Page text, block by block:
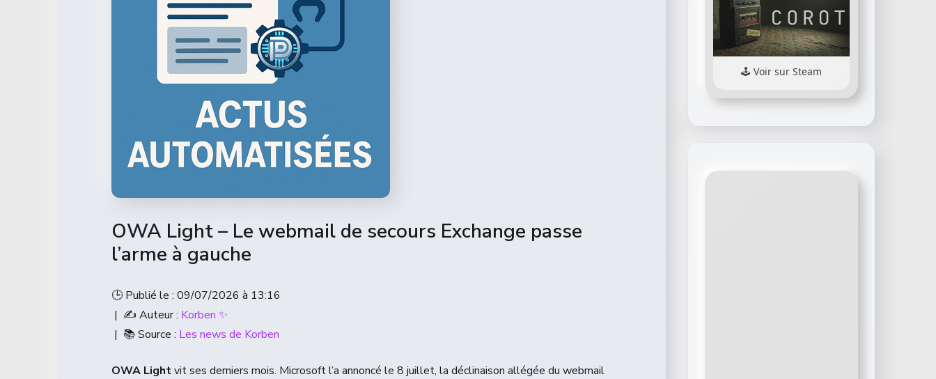
OWA Light – Le webmail de secours Exchange passe
l’arme à gauche
🕒 Publié le : 09/07/2026 à 13:16
| ✍️ Auteur : Korben ✨
| 📚 Source : Les news de Korben
OWA Lightvit ses derniers mois. Microsoft l’a annoncé le 8 juillet, la déclinaison allégée du webmail
Voir sur Steam